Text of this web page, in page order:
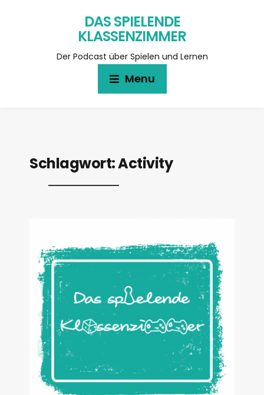
DAS SPIELENDE
KLASSENZIMMER
Der Podcast über Spielen und Lernen
Menu
Schlagwort:Activity